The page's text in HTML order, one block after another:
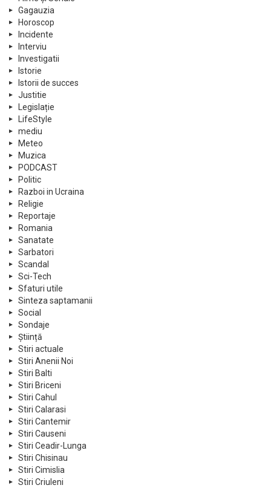
Gagauzia
Horoscop
Incidente
Interviu
Investigatii
Istorie
Istorii de succes
Justitie
Legislație
LifeStyle
mediu
Meteo
Muzica
PODCAST
Politic
Razboi in Ucraina
Religie
Reportaje
Romania
Sanatate
Sarbatori
Scandal
Sci-Tech
Sfaturi utile
Sinteza saptamanii
Social
Sondaje
Știință
Stiri actuale
Stiri Anenii Noi
Stiri Balti
Stiri Briceni
Stiri Cahul
Stiri Calarasi
Stiri Cantemir
Stiri Causeni
Stiri Ceadir-Lunga
Stiri Chisinau
Stiri Cimislia
Stiri Criuleni